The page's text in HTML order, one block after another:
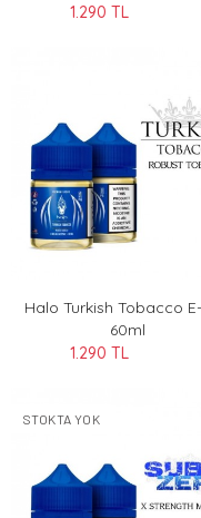
1.290 TL
Halo Turkish Tobacco
60ml
1.290 TL
STOKTA YOK